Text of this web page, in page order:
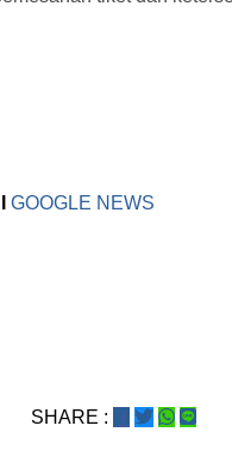
GOOGLE NEWS
SHARE :